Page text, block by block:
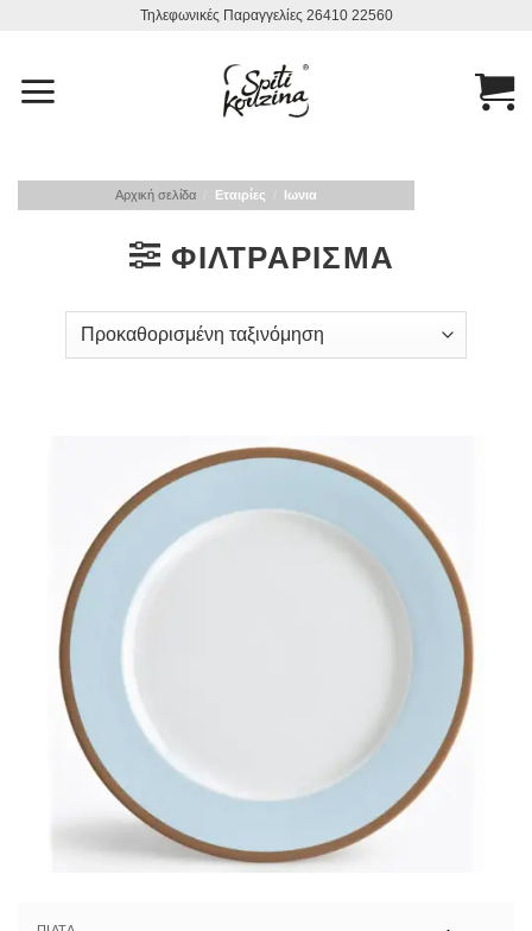
Τηλεφωνικές Παραγγελίες 26410 22560
Αρχική σελίδα Εταιρίες Ιωνια
ΦΙΛΤΡΆΡΙΣΜΑ